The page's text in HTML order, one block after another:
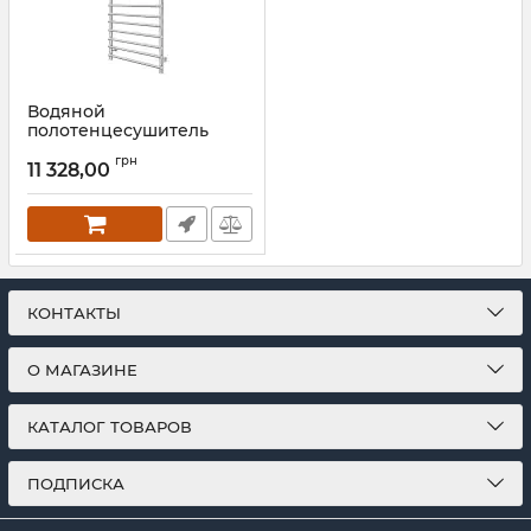
Водяной
полотенцесушитель
1170х530/500
Артикул:1.8.044623.P
11 328,00 грн
КОНТАКТЫ
О МАГАЗИНЕ
КАТАЛОГ ТОВАРОВ
ПОДПИСКА